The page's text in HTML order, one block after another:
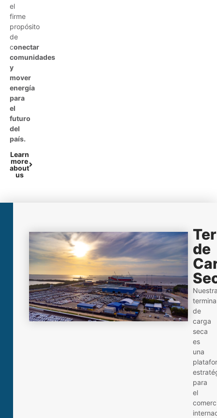
el
firme
propósito
de
conectar
comunidades
y
mover
energía
para
el
futuro
del
país.
Learn
more
about
us
de
de
carga
seca
es
una
para
el